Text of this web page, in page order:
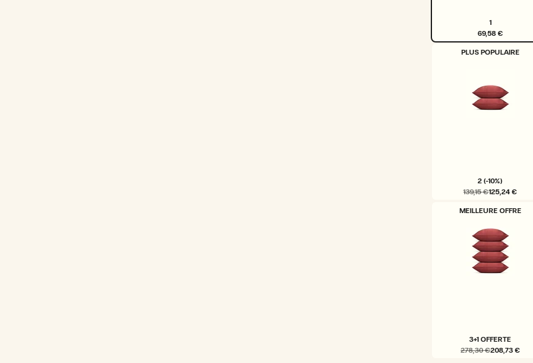
1
69,58 €
VARIANTE
ÉPUISÉE
PLUS POPULAIRE
2 (-10%)
139,15 €125,24 €
ÉPUISÉE
INDISPONIBLE
MEILLEURE OFFRE
3+1 OFFERTE
278,30 €208,73 €